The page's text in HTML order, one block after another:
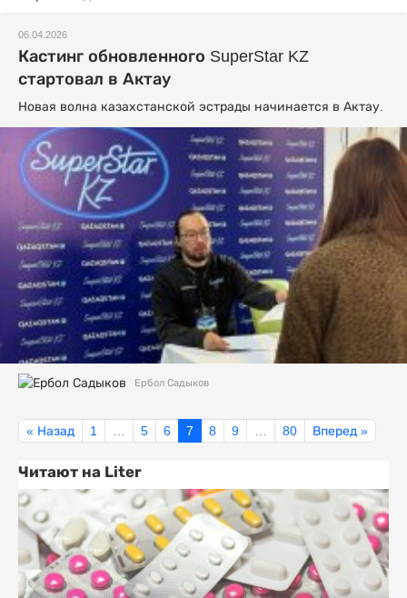
06.04.2026
Кастинг обновленного SuperStar KZ
стартовал в Актау
Новая волна казахстанской эстрады начинается в Актау.
Ербол Садыков
« Назад 1 5 6 7 8 9 80 Вперед »
Читают на Liter